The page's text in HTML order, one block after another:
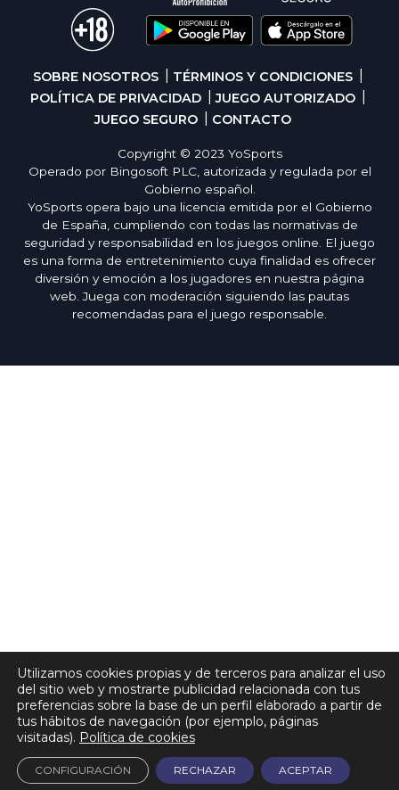
SOBRE NOSOTROS
TÉRMINOS Y CONDICIONES
POLÍTICA DE PRIVACIDAD
JUEGO AUTORIZADO
JUEGO SEGURO
CONTACTO
Copyright © 2023 YoSports
Operado por Bingosoft PLC, autorizada y regulada por el
Gobierno español.
YoSports opera bajo una licencia emitida por el Gobierno
de España, cumpliendo con todas las normativas de
seguridad y responsabilidad en los juegos online. El juego
es una forma de entretenimiento cuya finalidad es ofrecer
diversión y emoción a los jugadores en nuestra página
web. Juega con moderación siguiendo las pautas
recomendadas para el juego responsable.
Utilizamos cookies propias y de terceros para analizar el uso
del sitio web y mostrarte publicidad relacionada con tus
preferencias sobre la base de un perfil elaborado a partir de
tus hábitos de navegación (por ejemplo, páginas
visitadas). Política de cookies
ACEPTAR
RECHAZAR
CONFIGURACIÓN